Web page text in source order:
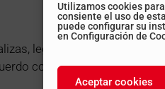
Utilizamos cookies
consiente el uso de
puede configurar su
en Configuración de
Aceptar cookies
legumbres, tubérculos y
con el Código